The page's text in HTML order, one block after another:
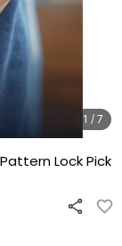
1 / 7
Lock Pick